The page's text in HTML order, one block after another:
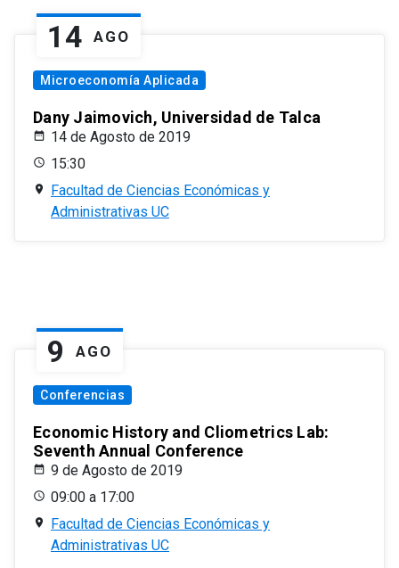
14 AGO
Microeconomía Aplicada
Dany Jaimovich, Universidad de Talca
14 de Agosto de 2019
15:30
Facultad de Ciencias Económicas y
Administrativas UC
9 AGO
Conferencias
Economic History and Cliometrics Lab:
Seventh Annual Conference
9 de Agosto de 2019
09:00 a 17:00
Facultad de Ciencias Económicas y
Administrativas UC